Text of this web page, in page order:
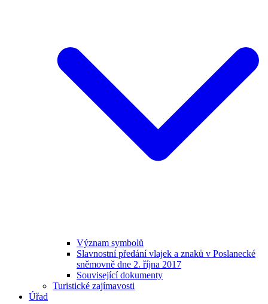
Význam symbolů
Slavnostní předání vlajek a znaků v Poslanecké
sněmovně dne 2. října 2017
Související dokumenty
Turistické zajímavosti
Úřad